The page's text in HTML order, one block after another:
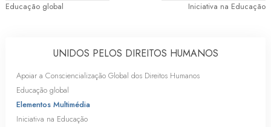
Educação global Iniciativa na Educação
UNIDOS PELOS DIREITOS HUMANOS
Apoiar a Consciencialização Global dos Direitos Humanos
Educação global
Elementos Multimédia
Iniciativa na Educação